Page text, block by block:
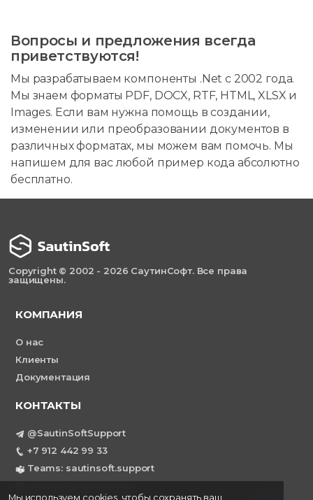
Мы используем cookies, чтобы сохранять ваш
Вопросы и предложения всегда
приветствуются!
Мы разрабатываем компоненты .Net с 2002 года.
Мы знаем форматы PDF, DOCX, RTF, HTML, XLSX и
Images. Если вам нужна помощь в создании,
изменении или преобразовании документов в
различных форматах, мы можем вам помочь. Мы
напишем для вас любой пример кода абсолютно
бесплатно.
Copyright © 2002 - 2026 СаутинСофт. Все права
защищены.
КОМПАНИЯ
О нас
Клиенты
Документация
КОНТАКТЫ
@SautinSoftSupport
+7 912 442 99 33
Teams: sautinsoft.support